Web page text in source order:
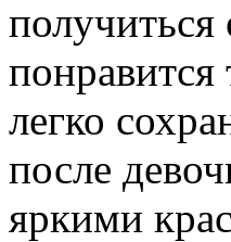
получиться
легко
после
яркими